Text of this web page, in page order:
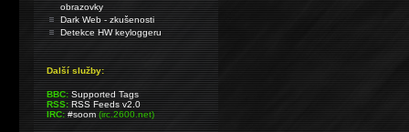
obrazovky
Dark Web - zkušenosti
Detekce HW keyloggeru
Další služby:
BBC: Supported Tags
RSS: RSS Feeds v2.0
IRC: #soom(irc.2600.net)